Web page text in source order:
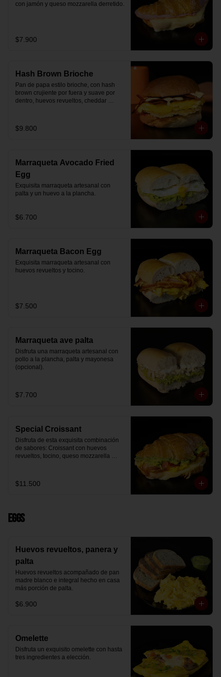
con jamón y queso mozzarella derretido.
$7.900
Hash Brown Brioche
Pan de papa estilo brioche, con hash
brown crujiente por fuera y suave por
dentro, huevos revueltos, cheddar
partir el día en modo desayuno buffet.
$9.800
Marraqueta Avocado Fried
Egg
Exquisita marraqueta artesanal con
palta y un huevo a la plancha.
$6.700
Marraqueta Bacon Egg
Exquisita marraqueta artesanal con
huevos revueltos y tocino.
$7.500
Marraqueta ave palta
Disfruta una marraqueta artesanal con
pollo a la plancha, palta y mayonesa
(opcional).
$7.700
Special Croissant
Disfruta de esta exquisita combinación
de sabores: Croissant con huevos
revueltos, tocino, queso mozzarella
$11.500
Eggs
Huevos revueltos, panera y
palta
Huevos revueltos acompañado de pan
madre blanco e integral hecho en casa
más porción de palta.
$6.900
Omelette
Disfruta un exquisito omelette con hasta
tres ingredientes a elección.